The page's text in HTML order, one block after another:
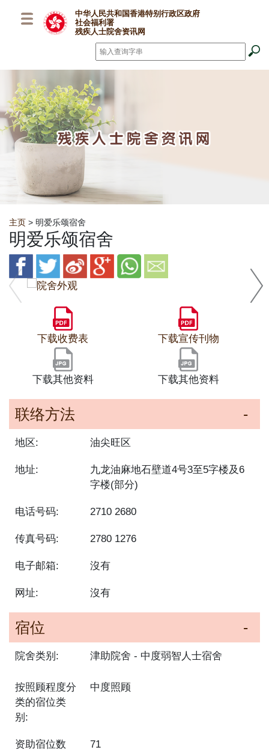
中华人民共和国香港特别行政区政府
社会福利署
残疾人士院舍资讯网
搜寻*
Breadcrumb
主页 > 明爱乐颂宿舍
明爱乐颂宿舍
下载收费表 下载宣传刊物
下载其他资料 下载其他资料
联络方法
地区: 油尖旺区
地址:
九龙油麻地石壁道4号3至5字楼及6
字楼(部分)
电话号码: 2710 2680
传真号码: 2780 1276
电子邮箱: 沒有
网址: 沒有
宿位
院舍类别: 津助院舍 中度弱智人士宿舍
按照顾程度分
类的宿位类
别:
中度照顾
资助宿位数
71